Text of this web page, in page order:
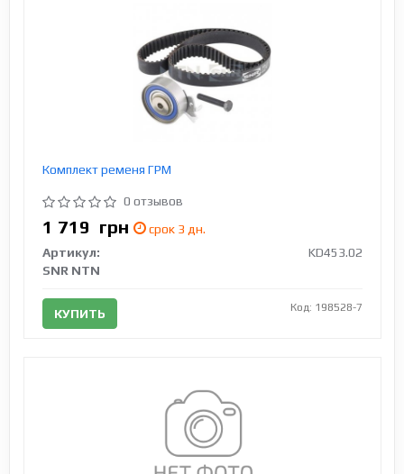
Комплект ременя ГРМ
0 отзывов
1 719 грн
срок 3 дн.
Артикул:
KD453.02
SNR NTN
КУПИТЬ Код: 198528-7